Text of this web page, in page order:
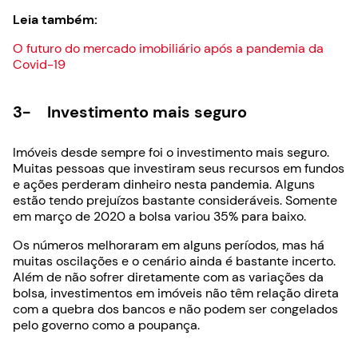
Leia também:
O futuro do mercado imobiliário após a pandemia da
Covid-19
3- Investimento mais seguro
Imóveis desde sempre foi o investimento mais seguro.
Muitas pessoas que investiram seus recursos em fundos
e ações perderam dinheiro nesta pandemia. Alguns
estão tendo prejuízos bastante consideráveis. Somente
em março de 2020 a bolsa variou 35% para baixo.
Os números melhoraram em alguns períodos, mas há
muitas oscilações e o cenário ainda é bastante incerto.
Além de não sofrer diretamente com as variações da
bolsa, investimentos em imóveis não têm relação direta
com a quebra dos bancos e não podem ser congelados
pelo governo como a poupança.